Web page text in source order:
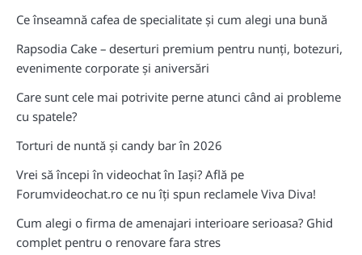
Ce înseamnă cafea de specialitate și cum alegi una bună
Rapsodia Cake – deserturi premium pentru nunți, botezuri,
evenimente corporate și aniversări
Care sunt cele mai potrivite perne atunci când ai probleme
cu spatele?
Torturi de nuntă și candy bar în 2026
Vrei să începi în videochat în Iași? Află pe
Forumvideochat.ro ce nu îți spun reclamele Viva Diva!
Cum alegi o firma de amenajari interioare serioasa? Ghid
complet pentru o renovare fara stres